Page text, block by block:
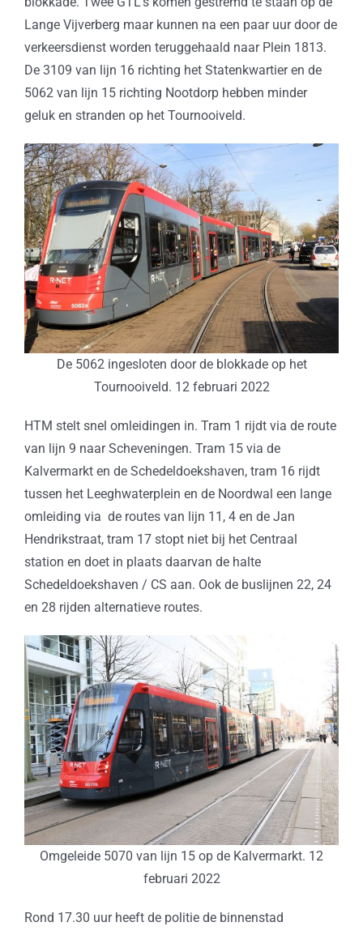
Lange Vijverberg maar kunnen na een paar uur door de
verkeersdienst worden teruggehaald naar Plein 1813.
De 3109 van lijn 16 richting het Statenkwartier en de
5062 van lijn 15 richting Nootdorp hebben minder
geluk en stranden op het Tournooiveld.
De 5062 ingesloten door de blokkade op het
Tournooiveld. 12 februari 2022
HTM stelt snel omleidingen in. Tram 1 rijdt via de route
van lijn 9 naar Scheveningen. Tram 15 via de
Kalvermarkt en de Schedeldoekshaven, tram 16 rijdt
tussen het Leeghwaterplein en de Noordwal een lange
omleiding via de routes van lijn 11, 4 en de Jan
Hendrikstraat, tram 17 stopt niet bij het Centraal
station en doet in plaats daarvan de halte
Schedeldoekshaven / CS aan. Ook de buslijnen 22, 24
en 28 rijden alternatieve routes.
Omgeleide 5070 van lijn 15 op de Kalvermarkt. 12
februari 2022
Rond 17.30 uur heeft de politie de binnenstad